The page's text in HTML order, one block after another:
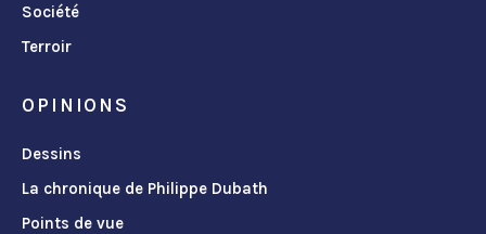
Société
Terroir
OPINIONS
Dessins
La chronique de Philippe Dubath
Points de vue